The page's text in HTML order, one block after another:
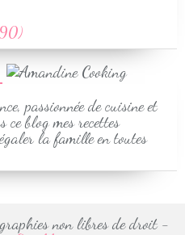
passionnée de cuisine et
blog mes recettes
la famille en toutes
non libres de droit -